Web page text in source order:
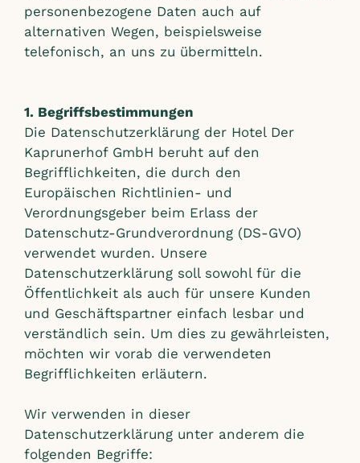
personenbezogene Daten auch auf
alternativen Wegen, beispielsweise
telefonisch, an uns zu übermitteln.
1. Begriffsbestimmungen
Die Datenschutzerklärung der Hotel Der
Kaprunerhof GmbH beruht auf den
Begrifflichkeiten, die durch den
Europäischen Richtlinien- und
Verordnungsgeber beim Erlass der
Datenschutz-Grundverordnung (DS-GVO)
verwendet wurden. Unsere
Datenschutzerklärung soll sowohl für die
Öffentlichkeit als auch für unsere Kunden
und Geschäftspartner einfach lesbar und
verständlich sein. Um dies zu gewährleisten,
möchten wir vorab die verwendeten
Begrifflichkeiten erläutern.
Wir verwenden in dieser
Datenschutzerklärung unter anderem die
folgenden Begriffe: